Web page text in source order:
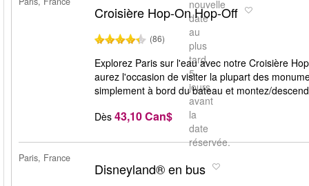
nouvelle
date
au
plus
tard
5
jours
avant
la
date
réservée.
Croisière Hop-On Hop-Off
(86)
Explorez Paris sur l'eau avec notre Croisière
aurez l'occasion de visiter la plupart des
simplement à bord du bateau et montez/
Dès 43,10 Can$
Paris, France
Disneyland® en bus